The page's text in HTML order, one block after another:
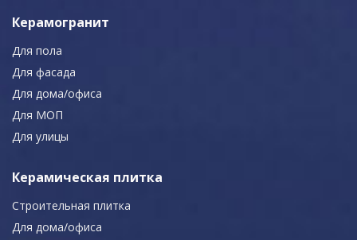
Керамогранит
Для пола
Для фасада
Для дома/офиса
Для МОП
Для улицы
Керамическая плитка
Строительная плитка
Для дома/офиса